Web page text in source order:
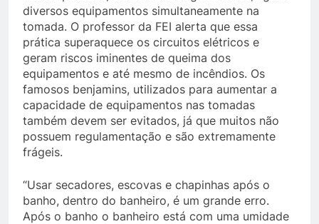
diversos equipamentos simultaneamente na
tomada. O professor da FEI alerta que essa
prática superaquece os circuitos elétricos e
geram riscos iminentes de queima dos
equipamentos e até mesmo de incêndios. Os
famosos benjamins, utilizados para aumentar a
capacidade de equipamentos nas tomadas
também devem ser evitados, já que muitos não
possuem regulamentação e são extremamente
frágeis.
“Usar secadores, escovas e chapinhas após o
banho, dentro do banheiro, é um grande erro.
Após o banho o banheiro está com uma umidade